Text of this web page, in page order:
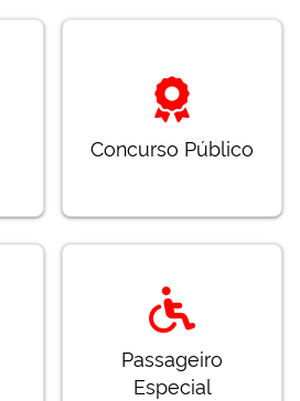
Concurso Público
Passageiro
Especial